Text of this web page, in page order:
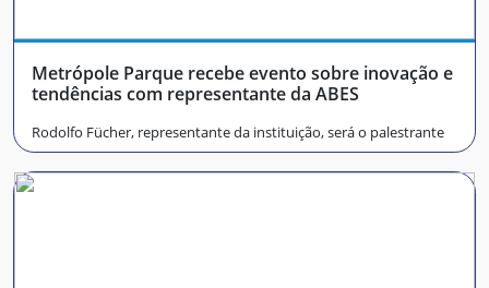
Metrópole Parque recebe evento sobre inovação e
tendências com representante da ABES
Rodolfo Fücher, representante da instituição, será o palestrante